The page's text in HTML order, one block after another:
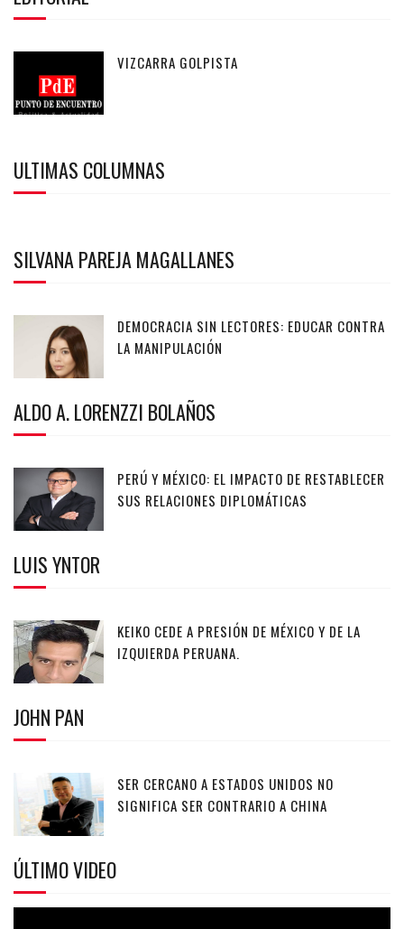
VIZCARRA GOLPISTA
ULTIMAS COLUMNAS
SILVANA PAREJA MAGALLANES
DEMOCRACIA SIN LECTORES: EDUCAR CONTRA
LA MANIPULACIÓN
ALDO A. LORENZZI BOLAÑOS
PERÚ Y MÉXICO: EL IMPACTO DE RESTABLECER
SUS RELACIONES DIPLOMÁTICAS
LUIS YNTOR
KEIKO CEDE A PRESIÓN DE MÉXICO Y DE LA
IZQUIERDA PERUANA.
JOHN PAN
SER CERCANO A ESTADOS UNIDOS NO
SIGNIFICA SER CONTRARIO A CHINA
ÚLTIMO VIDEO